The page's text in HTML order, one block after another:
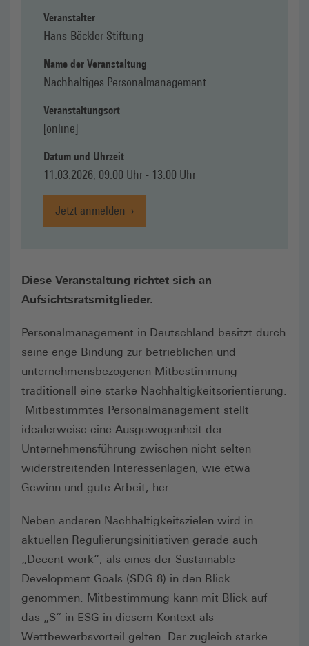
Veranstalter
Hans-Böckler-Stiftung
Name der Veranstaltung
Nachhaltiges Personalmanagement
Veranstaltungsort
[online]
Datum und Uhrzeit
11.03.2026, 09:00 Uhr - 13:00 Uhr
Jetzt anmelden
Diese Veranstaltung richtet sich an
Aufsichtsratsmitglieder.
Personalmanagement in Deutschland besitzt durch
seine enge Bindung zur betrieblichen und
unternehmensbezogenen Mitbestimmung
traditionell eine starke Nachhaltigkeitsorientierung.
Mitbestimmtes Personalmanagement stellt
idealerweise eine Ausgewogenheit der
Unternehmensführung zwischen nicht selten
widerstreitenden Interessenlagen, wie etwa
Gewinn und gute Arbeit, her.
Neben anderen Nachhaltigkeitszielen wird in
aktuellen Regulierungsinitiativen gerade auch
„Decent work“, als eines der Sustainable
Development Goals (SDG 8) in den Blick
genommen. Mitbestimmung kann mit Blick auf
das „S“ in ESG in diesem Kontext als
Wettbewerbsvorteil gelten. Der zugleich starke